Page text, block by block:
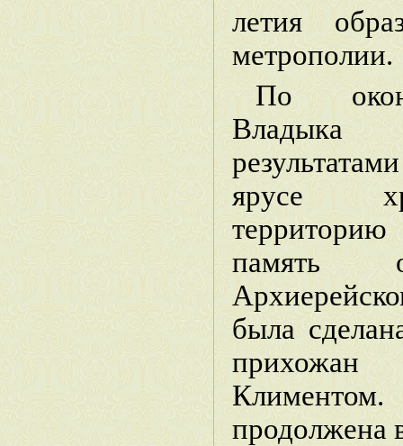
летия
метрополии.
По
Владыка
ярусе
память
была
прихожан
продолжена